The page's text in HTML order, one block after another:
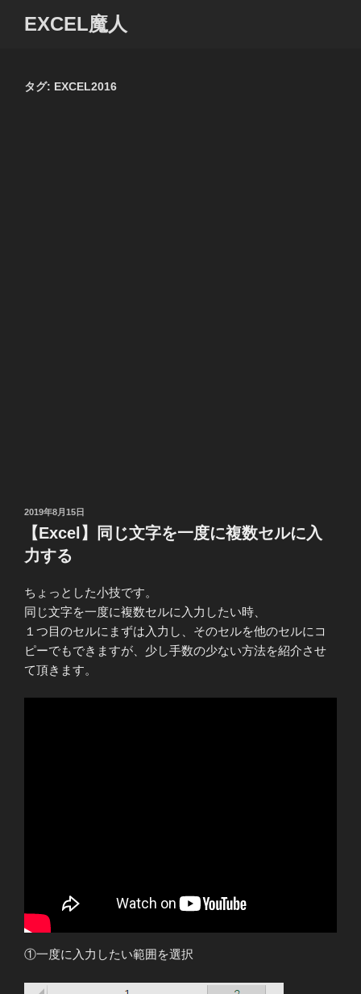
EXCEL魔人
タグ: EXCEL2016
投
日:
2019年8月15日
【Excel】同じ文字を一度に複数セルに入
力する
ちょっとした小技です。
同じ文字を一度に複数セルに入力したい時、
１つ目のセルにまずは入力し、そのセルを他のセルにコ
ピーでもできますが、少し手数の少ない方法を紹介させ
て頂きます。
①一度に入力したい範囲を選択